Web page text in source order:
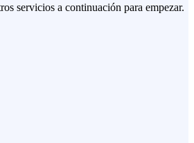
servicios a continuación para empezar.